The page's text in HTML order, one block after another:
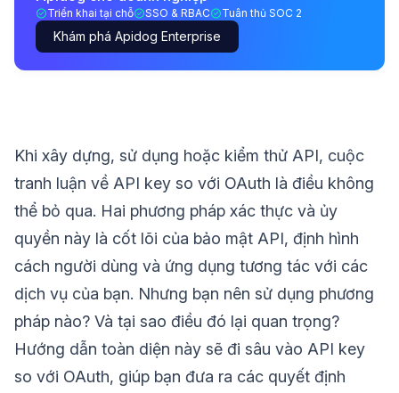
Triển khai tại chỗ SSO & RBAC Tuân thủ SOC 2
Khám phá Apidog Enterprise
Khi xây dựng, sử dụng hoặc kiểm thử API, cuộc
tranh luận về API key so với OAuth là điều không
thể bỏ qua. Hai phương pháp xác thực và ủy
quyền này là cốt lõi của bảo mật API, định hình
cách người dùng và ứng dụng tương tác với các
dịch vụ của bạn. Nhưng bạn nên sử dụng phương
pháp nào? Và tại sao điều đó lại quan trọng?
Hướng dẫn toàn diện này sẽ đi sâu vào API key
so với OAuth, giúp bạn đưa ra các quyết định